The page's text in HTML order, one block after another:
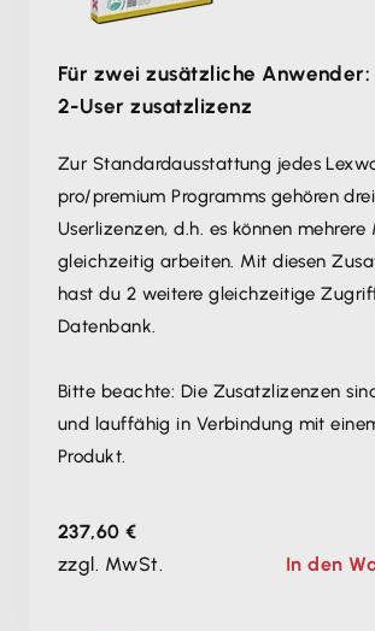
Für zwei zusätzliche
2-User zusatzlizenz
Zur Standardausstattung jedes
pro/premium Programms gehören
Userlizenzen, d.h. es können
gleichzeitig arbeiten. Mit diesen
hast du 2 weitere gleichzeitige
Datenbank.
Bitte beachte: Die Zusatzlizenzen
und lauffähig in Verbindung mit
Produkt.
237,60 €
zzgl. MwSt.
In den